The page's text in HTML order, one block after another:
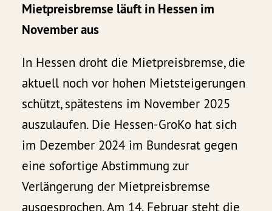
Mietpreisbremse läuft in Hessen im
November aus
In Hessen droht die Mietpreisbremse, die
aktuell noch vor hohen Mietsteigerungen
schützt, spätestens im November 2025
auszulaufen. Die Hessen-GroKo hat sich
im Dezember 2024 im Bundesrat gegen
eine sofortige Abstimmung zur
Verlängerung der Mietpreisbremse
ausgesprochen. Am 14. Februar steht die